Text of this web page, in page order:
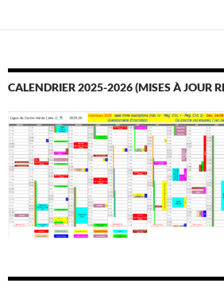
CALENDRIER 2025-2026 (MISES À JOUR